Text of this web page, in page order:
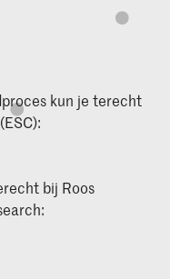
kun je terecht
bij Roos